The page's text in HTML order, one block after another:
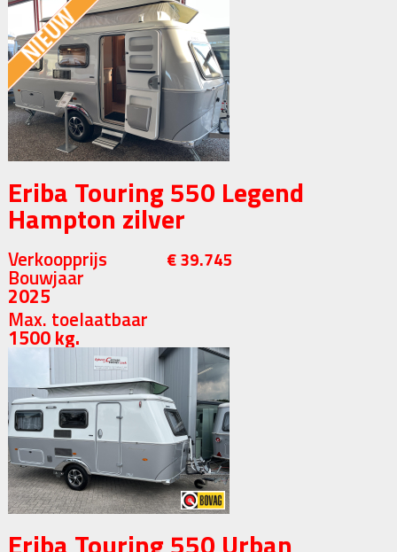
Eriba Touring 550 Legend
Hampton zilver
Verkoopprijs € 39.745
Bouwjaar
2025
Max. toelaatbaar
1500 kg.